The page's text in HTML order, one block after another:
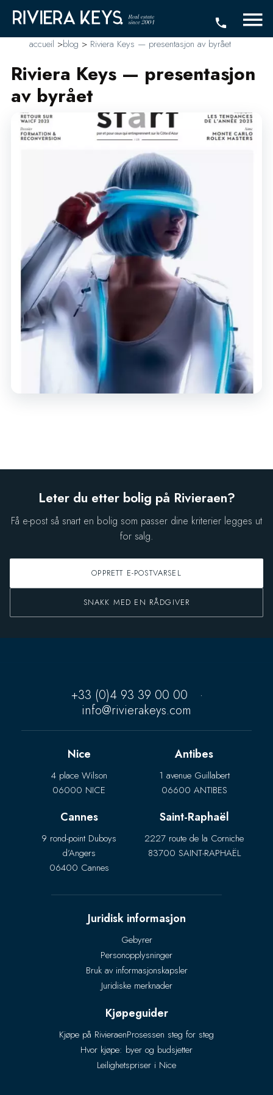
accueil >blog > Riviera Keys — presentasjon av byrået
Riviera Keys — presentasjon
av byrået
Leter du etter bolig på Rivieraen?
Få e-post så snart en bolig som passer dine kriterier legges ut
for salg.
OPPRETT E-POSTVARSEL
SNAKK MED EN RÅDGIVER
+33 (0)4 93 39 00 00
·
info@rivierakeys.com
Nice
4 place Wilson
06000 NICE
Antibes
1 avenue Guillabert
06600 ANTIBES
Cannes
9 rond-point Duboys
d’Angers
06400 Cannes
Saint-Raphaël
2227 route de la Corniche
83700 SAINT-RAPHAËL
Juridisk informasjon
Gebyrer
Personopplysninger
Bruk av informasjonskapsler
Juridiske merknader
Kjøpeguider
Kjøpe på RivieraenProsessen steg for steg
Hvor kjøpe: byer og budsjetter
Leilighetspriser i Nice